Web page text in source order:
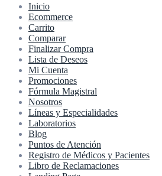
Inicio
Ecommerce
Carrito
Comparar
Finalizar Compra
Lista de Deseos
Mi Cuenta
Promociones
Fórmula Magistral
Nosotros
Líneas y Especialidades
Laboratorios
Blog
Puntos de Atención
Registro de Médicos y Pacientes
Libro de Reclamaciones